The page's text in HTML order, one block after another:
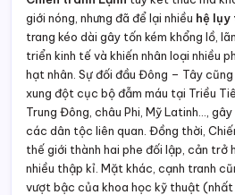
giới nóng, nhưng đã để lại nhiều hệ lụy
trang kéo dài gây tốn kém khổng lồ,
triển kinh tế và khiến nhân loại nhiều
hạt nhân. Sự đối đầu Đông – Tây
xung đột cục bộ đẫm máu tại Triều
Trung Đông, châu Phi, Mỹ Latinh…,
các dân tộc liên quan. Đồng thời,
thế giới thành hai phe đối lập, cản
nhiều thập kỉ. Mặt khác, cạnh tranh
vượt bậc của khoa học kỹ thuật (nhất